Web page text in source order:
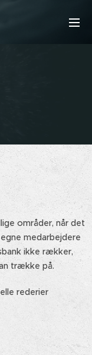
områder, når det
medarbejdere
ikke rækker,
trække på.
rederier